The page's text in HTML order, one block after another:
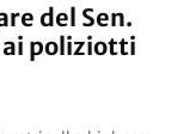
del Sen.
ai poliziotti